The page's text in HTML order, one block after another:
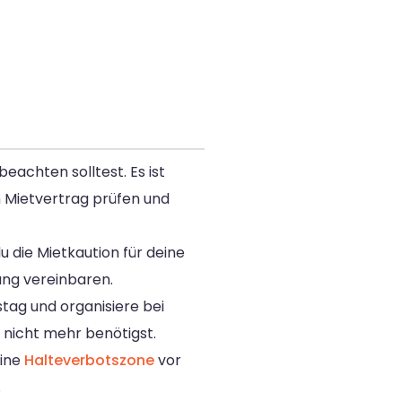
solltest. Es ist
Mietvertrag prüfen und
die Mietkaution für deine
vereinbaren.
und organisiere bei
nicht mehr benötigst.
Halteverbotszonevor